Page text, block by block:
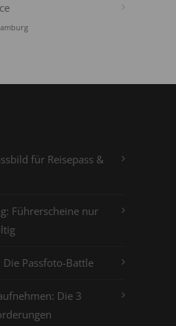
für Reisepass &
Führerscheine nur
Die Passfoto-Battle
Die 3